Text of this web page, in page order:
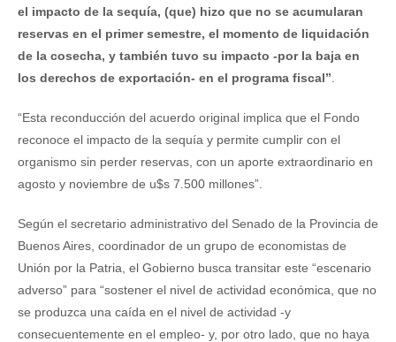
el impacto de la sequía, (que) hizo que no se acumularan
reservas en el primer semestre, el momento de liquidación
de la cosecha, y también tuvo su impacto -por la baja en
los derechos de exportación- en el programa fiscal”
“Esta reconducción del acuerdo original implica que el Fondo
reconoce el impacto de la sequía y permite cumplir con el
organismo sin perder reservas, con un aporte extraordinario en
agosto y noviembre de u$s 7.500 millones”.
Según el secretario administrativo del Senado de la Provincia de
Buenos Aires, coordinador de un grupo de economistas de
Unión por la Patria, el Gobierno busca transitar este “escenario
adverso” para “sostener el nivel de actividad económica, que no
se produzca una caída en el nivel de actividad -y
consecuentemente en el empleo- y, por otro lado, que no haya